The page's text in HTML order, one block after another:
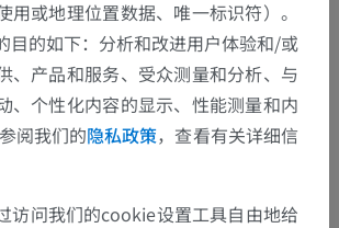
用或地理位置数据、唯一标识符）。
目的如下：分析和改进用户体验和/或
、产品和服务、受众测量和分析、与
、个性化内容的显示、性能测量和内
阅我们的隐私政策，查看有关详细信
访问我们的cookie设置工具自由地给